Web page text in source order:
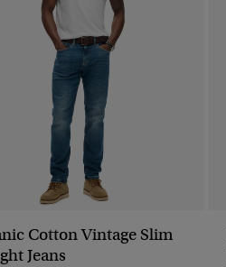
Cotton Vintage Slim
Jeans